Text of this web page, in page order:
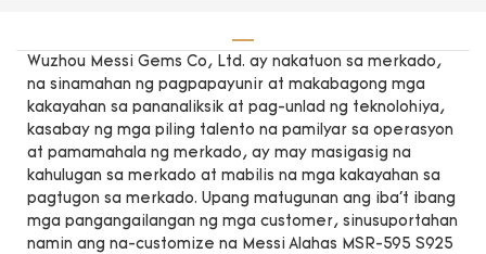
Wuzhou Messi Gems Co, Ltd. ay nakatuon sa merkado,
na sinamahan ng pagpapayunir at makabagong mga
kakayahan sa pananaliksik at pag-unlad ng teknolohiya,
kasabay ng mga piling talento na pamilyar sa operasyon
at pamamahala ng merkado, ay may masigasig na
kahulugan sa merkado at mabilis na mga kakayahan sa
pagtugon sa merkado. Upang matugunan ang iba't ibang
mga pangangailangan ng mga customer, sinusuportahan
namin ang na-customize na Messi Alahas MSR-595 S925